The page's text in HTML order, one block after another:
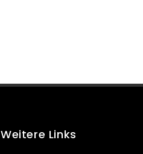
Weitere Links